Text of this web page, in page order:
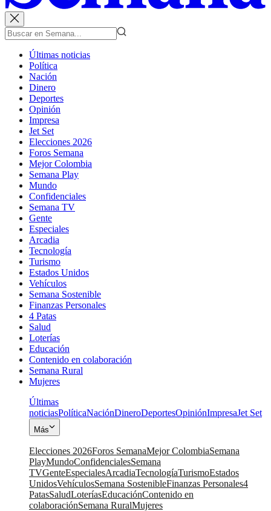
Últimas noticias
Política
Nación
Dinero
Deportes
Opinión
Impresa
Jet Set
Elecciones 2026
Foros Semana
Mejor Colombia
Semana Play
Mundo
Confidenciales
Semana TV
Gente
Especiales
Arcadia
Tecnología
Turismo
Estados Unidos
Vehículos
Semana Sostenible
Finanzas Personales
4 Patas
Salud
Loterías
Educación
Contenido en colaboración
Semana Rural
Mujeres
Últimas
noticiasPolíticaNaciónDineroDeportesOpiniónImpresaJet Set
Más
Elecciones 2026Foros SemanaMejor ColombiaSemana
PlayMundoConfidencialesSemana
TVGenteEspecialesArcadiaTecnologíaTurismoEstados
UnidosVehículosSemana SostenibleFinanzas Personales4
PatasSaludLoteríasEducaciónContenido en
colaboraciónSemana RuralMujeres